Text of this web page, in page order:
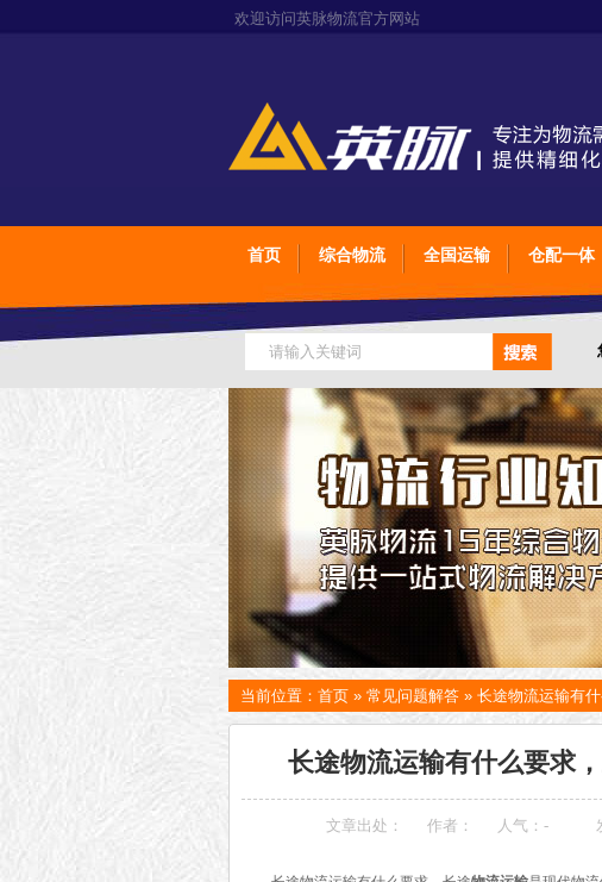
欢迎访问英脉物流官方网站
首页 综合物流 全国运输 仓配一体
当前位置： 首页 » 常见问题解答 » 长途物流运输有
长途物流运输有什么要求
文章出处： 作者： 人气： -